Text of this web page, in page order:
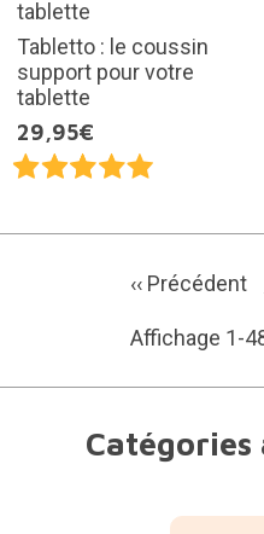
Tabletto : le coussin
support pour votre
tablette
29,95€
‹‹ Précédent
Affichage 1-
Catégories